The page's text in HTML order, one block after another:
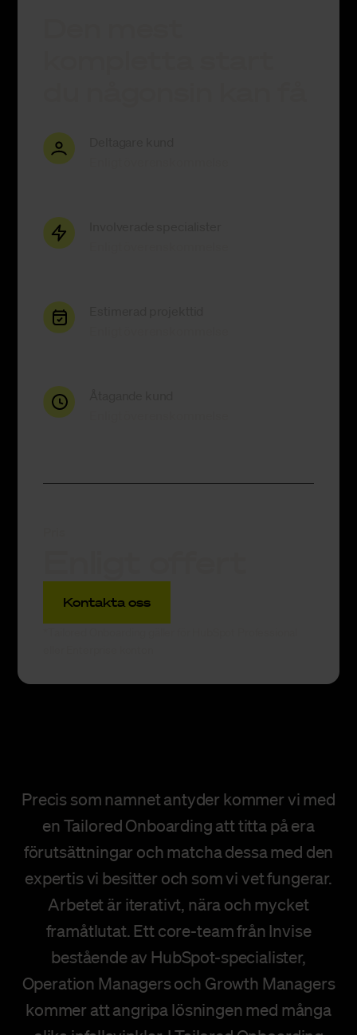
Kontakta oss
Precis som namnet antyder kommer vi med
en Tailored Onboarding att titta på era
förutsättningar och matcha dessa med den
expertis vi besitter och som vi vet fungerar.
Arbetet är iterativt, nära och mycket
framåtlutat. Ett core-team från Invise
bestående av HubSpot-specialister,
Operation Managers och Growth Managers
kommer att angripa lösningen med många